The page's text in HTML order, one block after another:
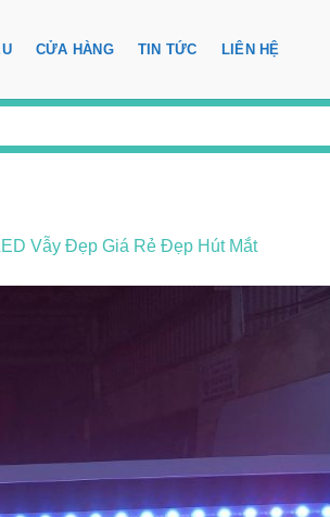
CỬA HÀNG TIN TỨC LIÊN HỆ
Vẫy Đẹp Giá Rẻ Đẹp Hút Mắt